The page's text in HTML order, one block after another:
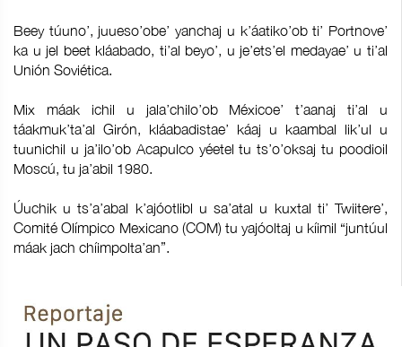
Beey túuno’, juueso’obe’ yanchaj u k’áatiko’ob ti’ Portnove’
ka u jel beet kláabado, ti’al beyo’, u je’ets’el medayae’ u ti’al
Unión Soviética.
Mix máak ichil u jala’chilo’ob Méxicoe’ t’aanaj ti’al u
táakmuk’ta’al Girón, kláabadistae’ káaj u kaambal lik’ul u
tuunichil u ja’ilo’ob Acapulco yéetel tu ts’o’oksaj tu poodioil
Moscú, tu ja’abil 1980.
Úuchik u ts’a’abal k’ajóotlibl u sa’atal u kuxtal ti’ Twiitere’,
Comité Olímpico Mexicano (COM) tu yajóoltaj u kíimil “juntúul
máak jach chíimpolta’an”.